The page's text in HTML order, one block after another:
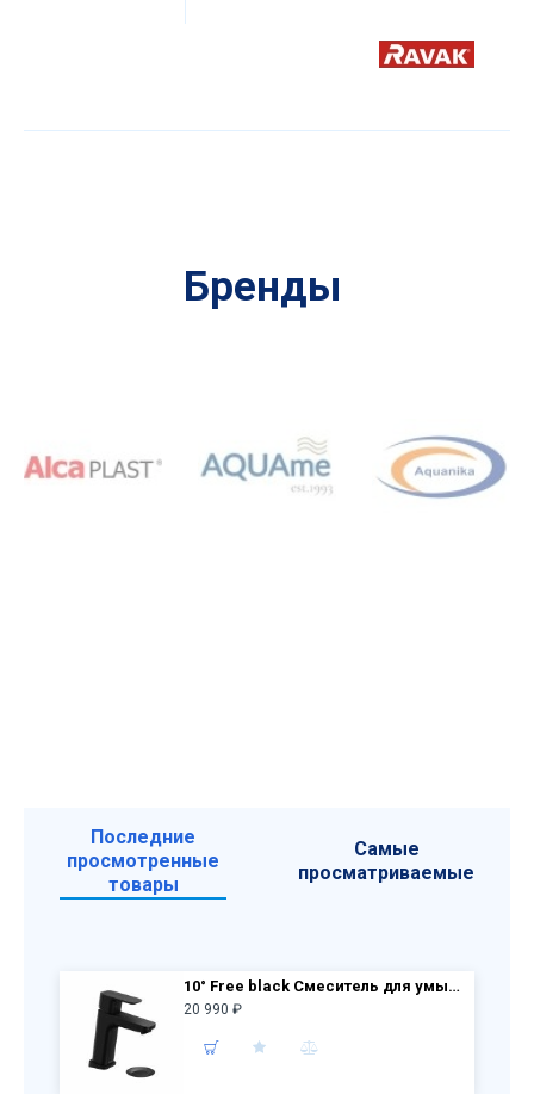
Бренды
Последние
просмотренные
товары
Самые
просматриваемые
10° Free black Смеситель для умывальника TD F 013.20 X070149, с д/к
20 990 ₽